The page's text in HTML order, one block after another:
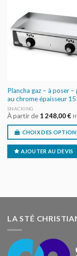
AU
Plancha gaz – à poser –
au chrome épaisseur 15
SNACKING
À partir de 1 248,00€
CHOIX DES
AJOUTER AU DEVIS
LA STÉ